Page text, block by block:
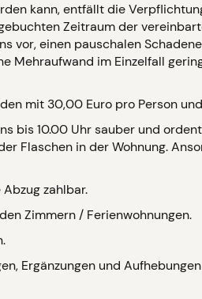
kann, entfällt die
Zeitraum der
einen pauschalen
Mehraufwand im Einzelfall
mit 30,00 Euro pro Person
10.00 Uhr sauber und
Flaschen in der Wohnung.
zahlbar.
Zimmern / Ferienwohnungen.
Ergänzungen und